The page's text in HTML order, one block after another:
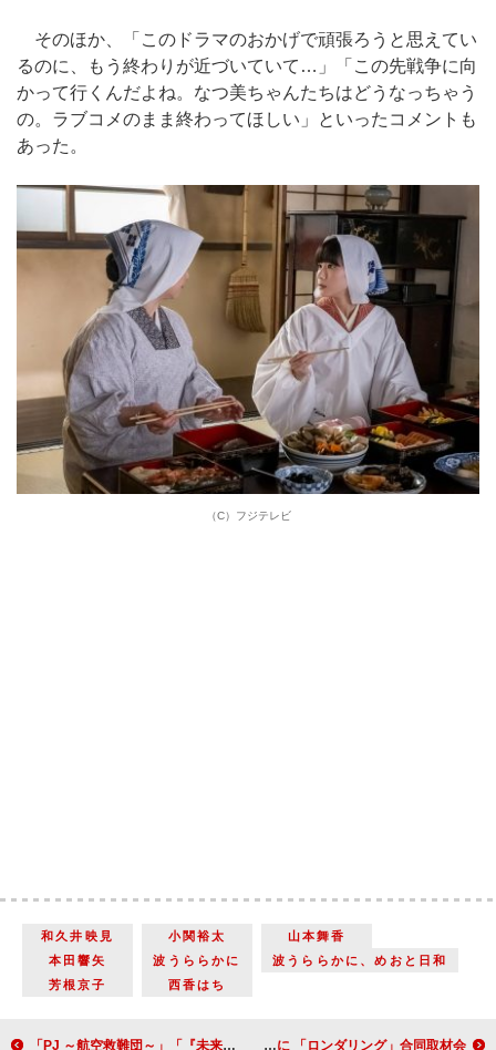
そのほか、「このドラマのおかげで頑張ろうと思えてい
るのに、もう終わりが近づいていて…」「この先戦争に向
かって行くんだよね。なつ美ちゃんたちはどうなっちゃう
の。ラブコメのまま終わってほしい」といったコメントも
あった。
（C）フジテレビ
和久井映見 小関裕太
山本舞香
本田響矢
波うららかに
波うららかに、めおと日和
芳根京子
西香はち
「PJ ～航空救難団～」「『未来救わない大人がどこにいる』ってかっこよ過ぎるよ仁科さん」「救難員の方々には感謝しかない」 藤原丈一郎＆菅井友香＆橋本涼「台本を読むだけでもスリルが味わえる」作品に 「ロンダリング」合同取材会